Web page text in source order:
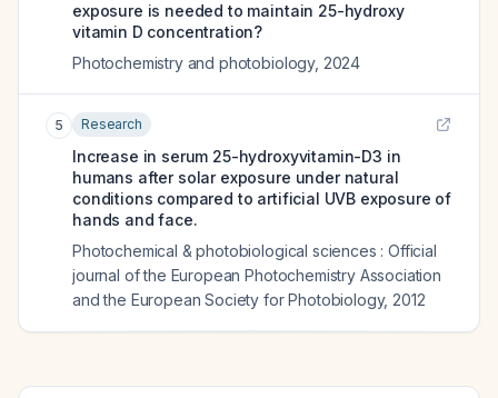
exposure is needed to maintain 25-hydroxy
vitamin D concentration?
Photochemistry and photobiology, 2024
5 Research
Increase in serum 25-hydroxyvitamin-D3 in
humans after solar exposure under natural
conditions compared to artificial UVB exposure of
hands and face.
Photochemical & photobiological sciences : Official
journal of the European Photochemistry Association
and the European Society for Photobiology, 2012